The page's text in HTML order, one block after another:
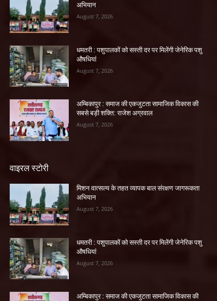
अभियान
August 7, 2026
धमतरी : पशुपालकों को सस्ती दर पर मिलेंगी जेनेरिक पशु
औषधियां
August 7, 2026
अम्बिकापुर : समाज की एकजुटता सामाजिक विकास की
सबसे बड़ी शक्ति: राजेश अग्रवाल
August 7, 2026
वाइरल स्टोरी
मिशन वात्सल्य के तहत व्यापक बाल संरक्षण जागरूकता
अभियान
August 7, 2026
धमतरी : पशुपालकों को सस्ती दर पर मिलेंगी जेनेरिक पशु
औषधियां
August 7, 2026
अम्बिकापुर : समाज की एकजुटता सामाजिक विकास की